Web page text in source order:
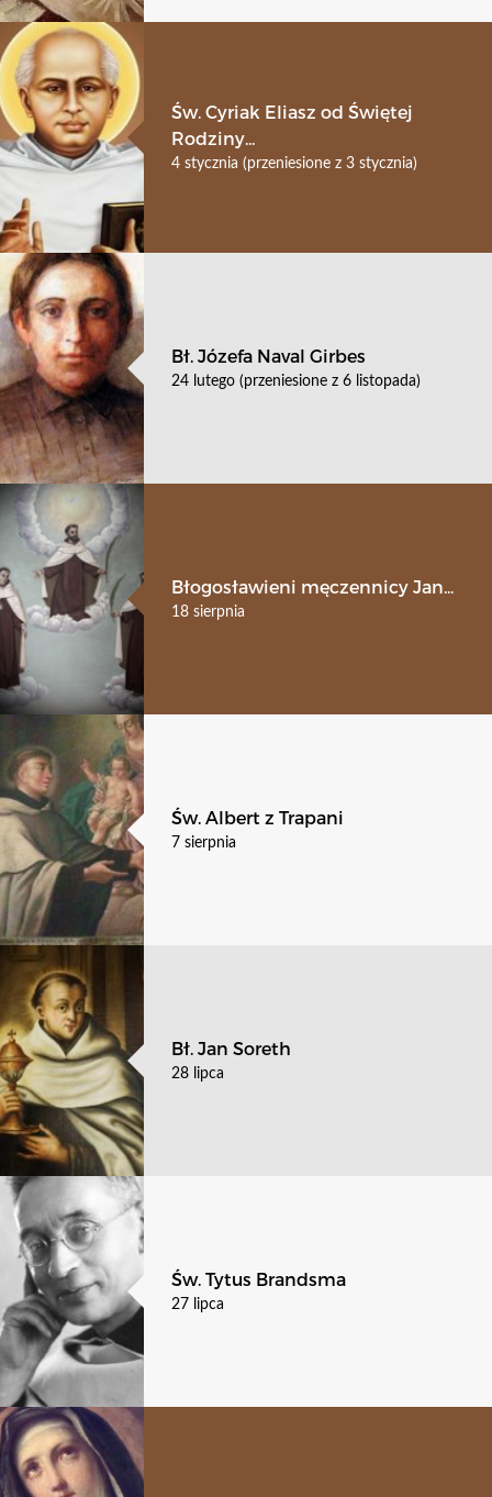
Św. Cyriak Eliasz od Świętej
Rodziny...
4 stycznia (przeniesione z 3 stycznia)
Bł. Józefa Naval Girbes
24 lutego (przeniesione z 6 listopada)
Błogosławieni męczennicy Jan...
18 sierpnia
Św. Albert z Trapani
7 sierpnia
Bł. Jan Soreth
28 lipca
Św. Tytus Brandsma
27 lipca